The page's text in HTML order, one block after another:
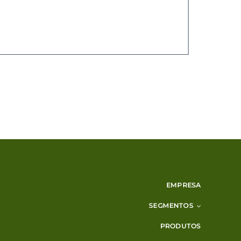
EMPRESA
SEGMENTOS
PRODUTOS